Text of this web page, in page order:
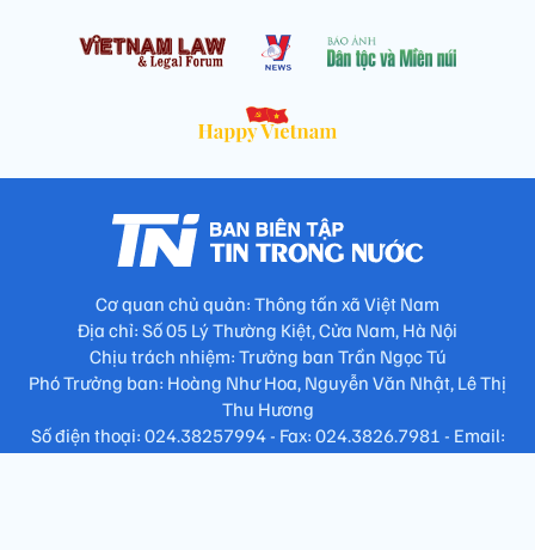
Cơ quan chủ quản: Thông tấn xã Việt Nam
Địa chỉ: Số 05 Lý Thường Kiệt, Cửa Nam, Hà Nội
Chịu trách nhiệm: Trưởng ban Trần Ngọc Tú
Phó Trưởng ban: Hoàng Như Hoa, Nguyễn Văn Nhật, Lê Thị
Thu Hương
Số điện thoại: 024.38257994 - Fax: 024.3826.7981 - Email:
tap.phongbien@gmail.com